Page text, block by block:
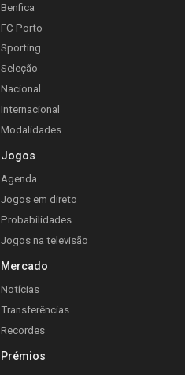
Benfica
FC Porto
Sporting
Seleção
Nacional
Internacional
Modalidades
Jogos
Agenda
Jogos em direto
Probabilidades
Jogos na televisão
Mercado
Notícias
Transferências
Recordes
Prémios